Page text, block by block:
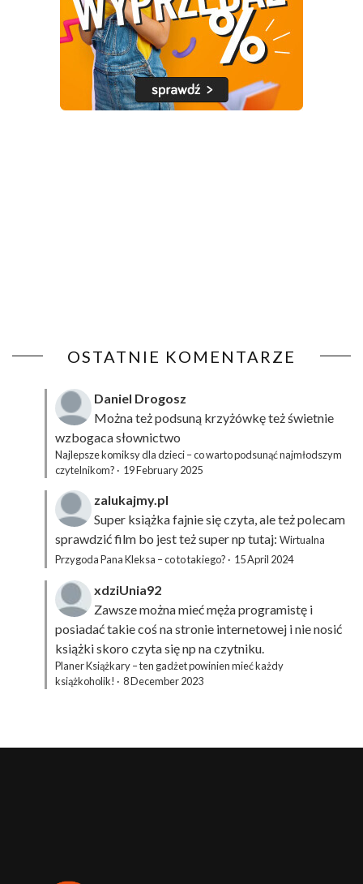
OSTATNIE KOMENTARZE
Daniel Drogosz
Można też podsuną krzyżówkęteż świetnie
wzbogaca słownictwo
Najlepsze komiksy dla dzieci – co warto podsunąć najmłodszym
czytelnikom? · 19 February 2025
zalukajmy.pl
Super książka fajnie się czyta, ale też polecam
sprawdzić film bo jest też super np tutaj: Wirtualna
Przygoda Pana Kleksa – co to takiego? · 15 April 2024
xdziUnia92
Zawsze można mieć męża programistę i
posiadać takie coś na stronie internetowej i nie nosić
książki skoro czyta się np na czytniku.
Planer Książkary – ten gadżet powinien mieć każdy
książkoholik! · 8 December 2023